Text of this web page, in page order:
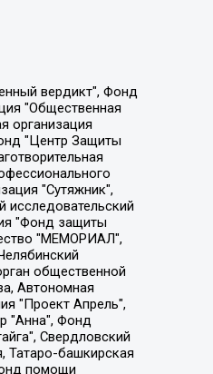
Гозман Леонид Яковлевич, Кагарлицкий Борис Юльевич, Климарев Михаил Валерьевич, Милов Владимир Станиславович, Автономная некоммерческая организация Краснодарский центр современного искусства "Типография", Моргенштерн Алишер Тагирович, Соболь Любовь Эдуардовна, Общество с ограниченной ответственностью "ЛИЗА НОРМ", Каспаров Гарри Кимович, Ходорковский Михаил Борисович, Общество с ограниченной ответственностью "Апрельские тезисы", Данилович Ирина Брониславовна, Кашин Олег Владимирович, Петров Николай Владимирович, Пивоваров Алексей Владимирович, Соколов Михаил Владимирович, Цветкова Юлия Владимировна, Чичваркин Евгений Александрович, Комитет против пыток/Команда против пыток, Общество с ограниченной ответственностью "Первый научный", Общество с ограниченной ответственностью "Вертолет и ко", Белоцерковская Вероника Борисовна, Кац Максим Евгеньевич, Лазарева Татьяна Юрьевна, Шаведдинов Руслан Табризович, Яшин Илья Валерьевич, Общество с ограниченной ответственностью "Иноагент ААВ", Алешковский Дмитрий Петрович, Альбац Евгения Марковна, Быков Дмитрий Львович, Галямина Юлия Евгеньевна, Лойко Сергей Леонидович, Мартынов Кирилл Константинович, Медведев Сергей Александрович, Крашенинников Федор Геннадиевич, Гордеева Катерина Вл